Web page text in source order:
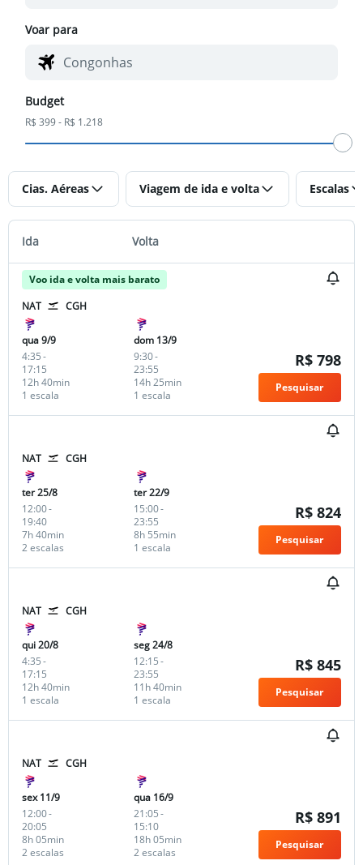
Voar para
Budget
R$ 399 - R$ 1.218
Cias. Aéreas Viagem de ida e volta Escalas
Ida Volta
Voo ida e volta mais barato
NAT
CGH
qua 9/9
4:35-
17:15
1 escala
12h 40min
dom 13/9
9:30-
23:55
1 escala
14h 25min
R$ 798
Pesquisar
NAT CGH
ter 25/8
12:00-
19:40
2 escalas
7h 40min
ter 22/9
15:00-
23:55
1 escala
8h 55min
R$ 824
Pesquisar
NAT CGH
qui 20/8
4:35-
17:15
1 escala
12h 40min
seg 24/8
12:15-
23:55
1 escala
11h 40min
R$ 845
Pesquisar
NAT CGH
sex 11/9
12:00-
20:05
2 escalas
8h 05min
qua 16/9
21:05-
15:10
2 escalas
18h 05min
R$ 891
Pesquisar